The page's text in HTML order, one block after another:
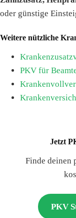
oder günstige
Weitere nützliche
PKV für
Jetzt
Finde deinen
PKV